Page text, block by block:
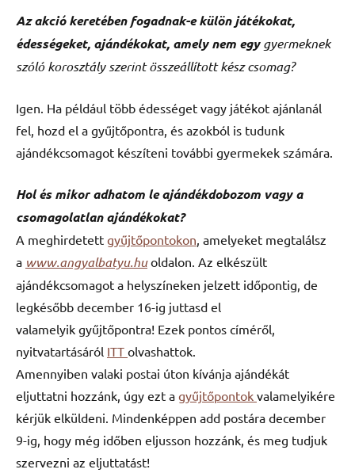
Az akció keretében fogadnak-e külön játékokat,
édességeket, ajándékokat, amely nem egygyermeknek
szóló korosztály szerint összeállított kész csomag?
Igen. Ha például több édességet vagy játékot ajánlanál
fel, hozd el a gyűjtőpontra, és azokból is tudunk
ajándékcsomagot készíteni további gyermekek számára.
Hol és mikor adhatom le ajándékdobozom vagy a
csomagolatlan ajándékokat?
A meghirdetett gyűjtőpontokon , amelyeket megtalálsz
a www.angyalbatyu.huoldalon. Az elkészült
ajándékcsomagot a helyszíneken jelzett időpontig, de
legkésőbb december 16-ig juttasd el
valamelyik gyűjtőpontra! Ezek pontos címéről,
nyitvatartásáról ITT olvashattok.
Amennyiben valaki postai úton kívánja ajándékát
eljuttatni hozzánk, úgy ezt a gyűjtőpontok valamelyikére
kérjük elküldeni. Mindenképpen add postára december
9-ig, hogy még időben eljusson hozzánk, és meg tudjuk
szervezni az eljuttatást!